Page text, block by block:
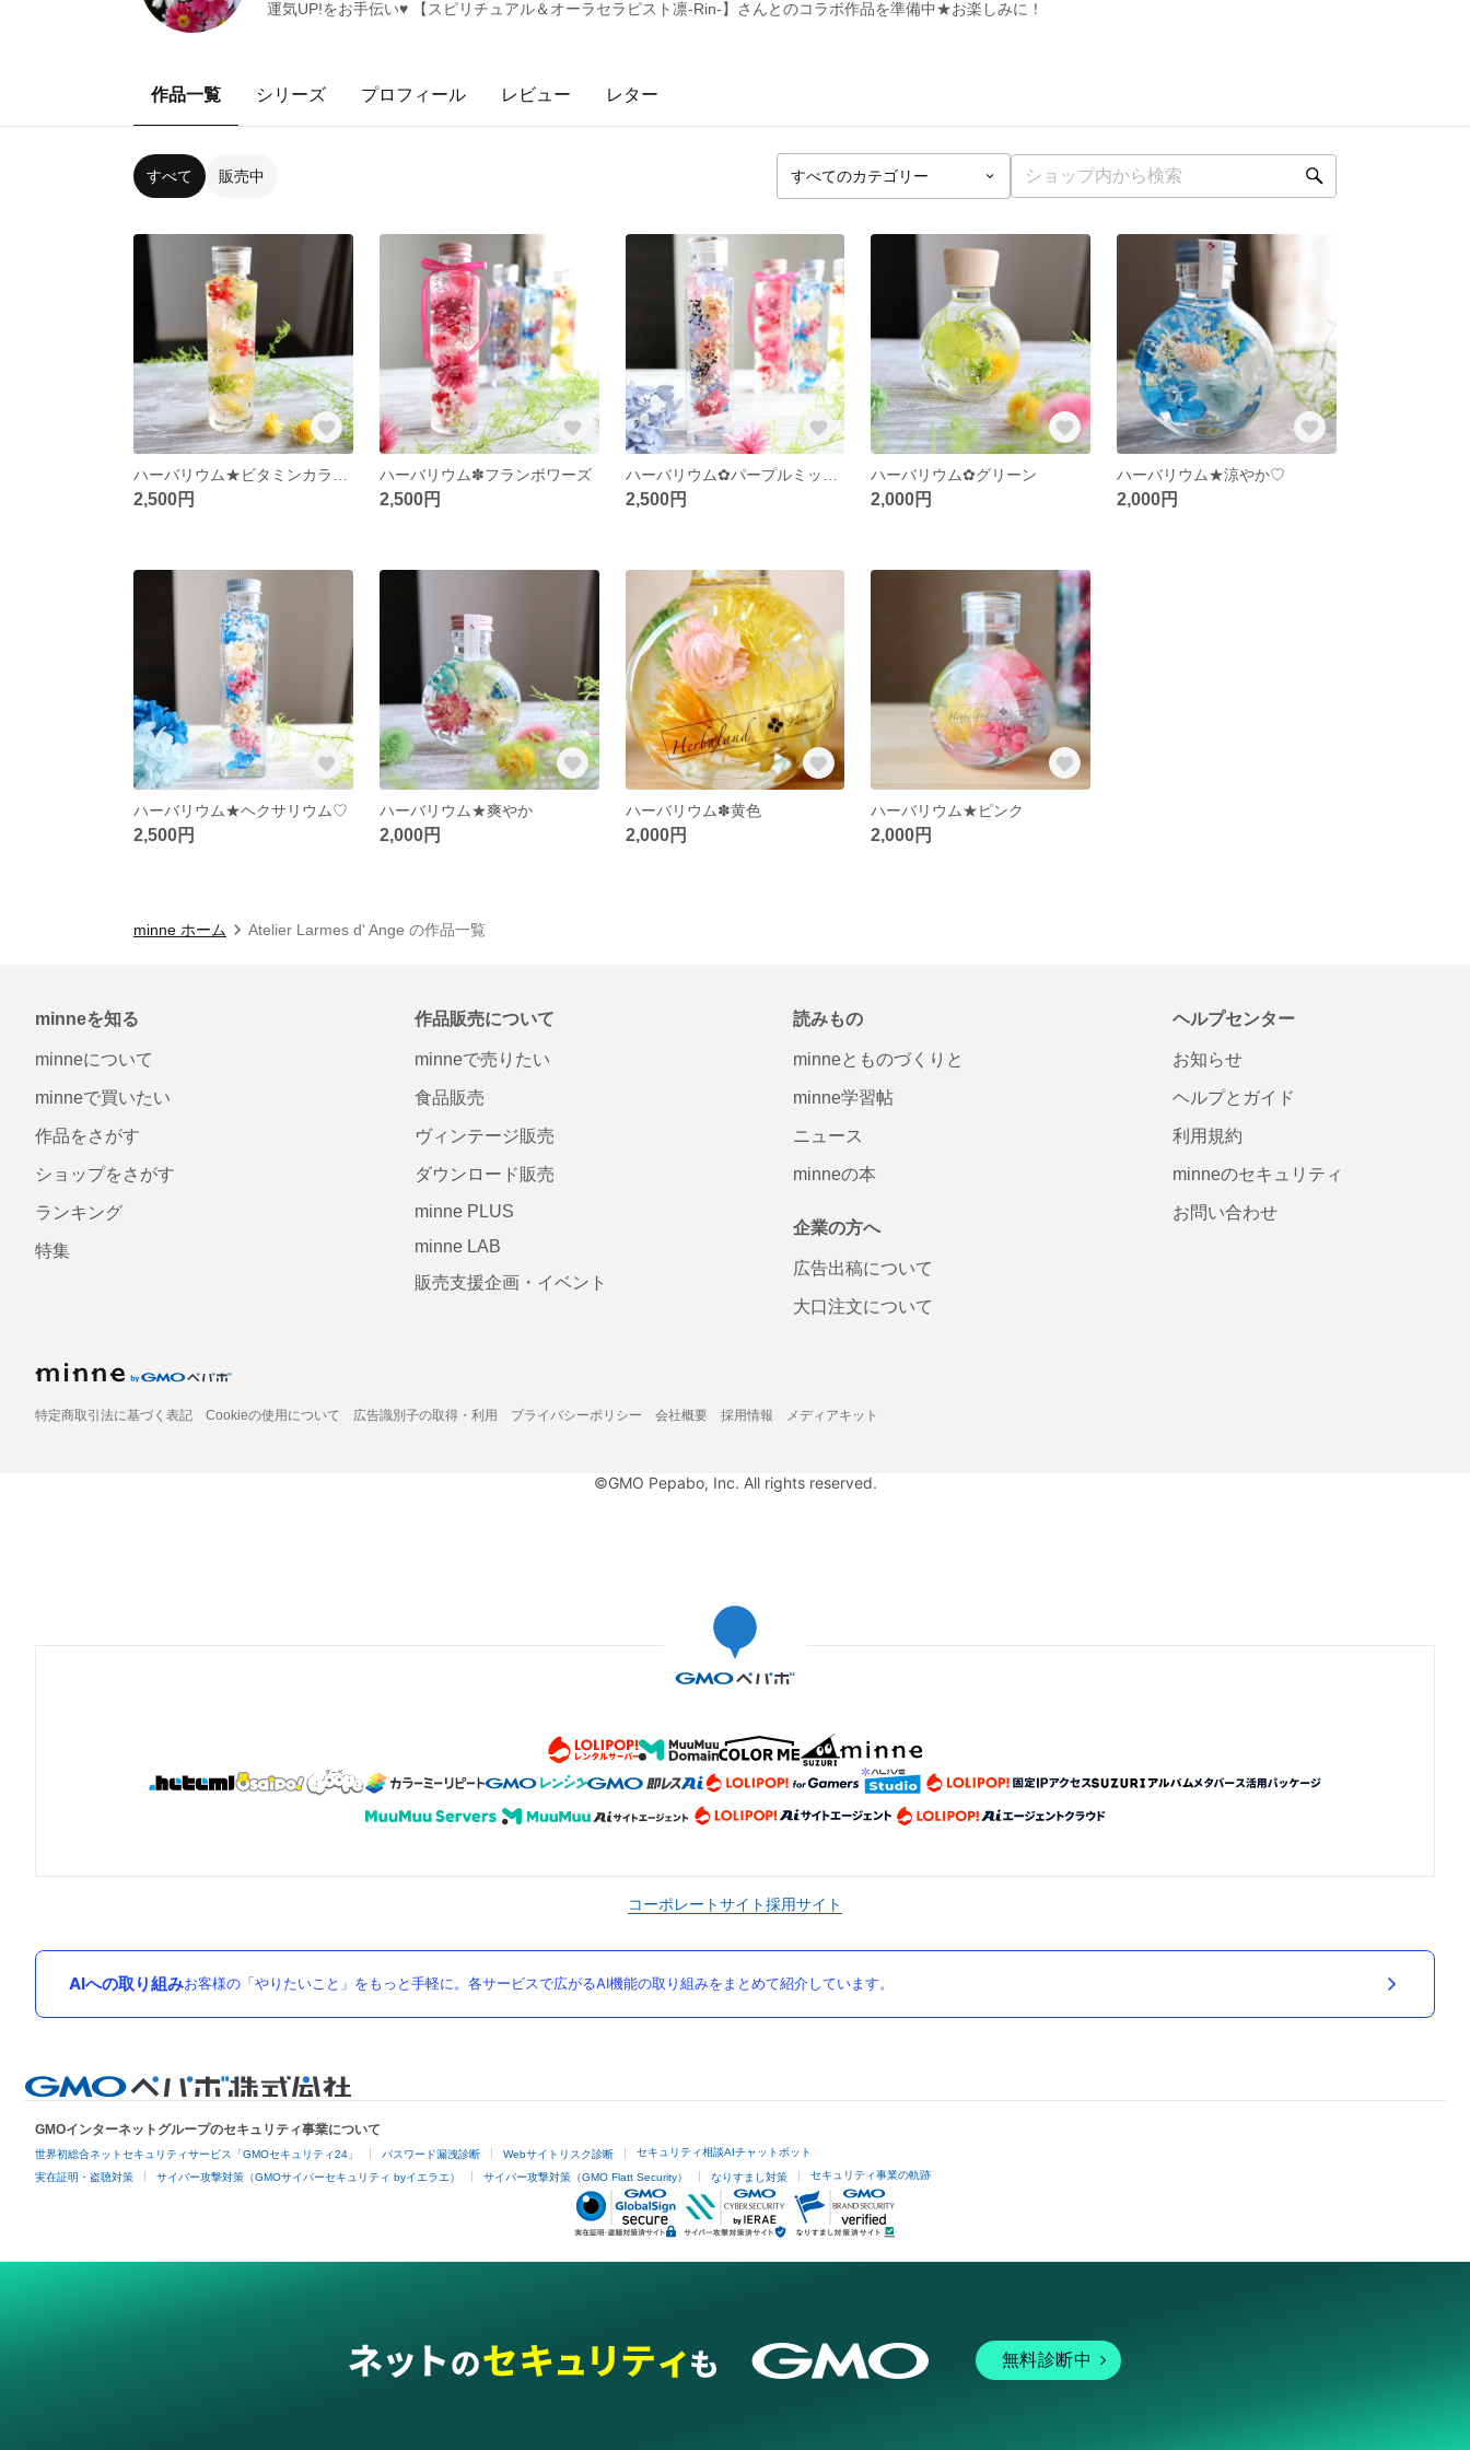
運気UP!をお手伝い♥ 【スピリチュアル＆オーラセラピスト凛-Rin-】さんとのコラボ作品を準備中★お楽しみに！
作品一覧 シリーズ プロフィール レビュー レター
すべて 販売中
2,500円
ハーバリウム✽フランボワーズ
2,500円 2,500円
ハーバリウム✿グリーン
2,000円
ハーバリウム★涼やか♡
2,000円
ハーバリウム★ヘクサリウム♡
2,500円
ハーバリウム★爽やか
2,000円
ハーバリウム✽黄色
2,000円
ハーバリウム★ピンク
2,000円
minne ホーム Atelier Larmes d' Ange の作品一覧
minneを知る
minneについて
minneで買いたい
作品をさがす
ショップをさがす
ランキング
特集
作品販売について
minneで売りたい
食品販売
ヴィンテージ販売
ダウンロード販売
minne PLUS
minne LAB
販売支援企画・イベント
読みもの
minneとものづくりと
minne学習帖
ニュース
minneの本
企業の方へ
広告出稿について
大口注文について
ヘルプセンター
お知らせ
ヘルプとガイド
利用規約
minneのセキュリティ
お問い合わせ
特定商取引法に基づく表記 Cookieの使用について 広告識別子の取得・利用 プライバシーポリシー 会社概要 採用情報 メディアキット
©GMO Pepabo, Inc. All rights reserved.
コーポレートサイト採用サイト
AIへの取り組みお客様の「やりたいこと」をもっと手軽に。各サービスで広がるAI機能の取り組みをまとめて紹介しています。
GMOインターネットグループのセキュリティ事業について
世界初総合ネットセキュリティサービス「GMOセキュリティ24」 パスワード漏洩診断 Webサイトリスク診断 セキュリティ相談AIチャットボット
実在証明・盗聴対策 サイバー攻撃対策（GMOサイバーセキュリティ byイエラエ） サイバー攻撃対策（GMO Flatt Security） なりすまし対策 セキュリティ事業の軌跡
無料診断中